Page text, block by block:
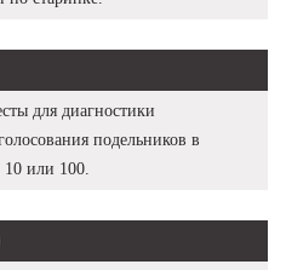
для диагностики
подельников в
или 100.